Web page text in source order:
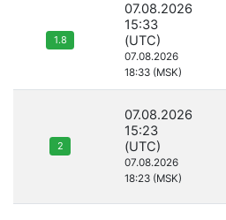
1.8
07.08.2026
15:33
(UTC)
07.08.2026
18:33 (MSK)
2
07.08.2026
15:23
(UTC)
07.08.2026
18:23 (MSK)